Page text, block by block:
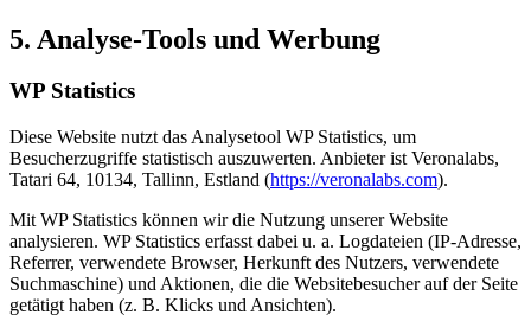
5. Analyse-Tools und Werbung
WP Statistics
Diese Website nutzt das Analysetool WP Statistics, um
Besucherzugriffe statistisch auszuwerten. Anbieter ist Veronalabs,
Tatari 64, 10134, Tallinn, Estland (https://veronalabs.com).
Mit WP Statistics können wir die Nutzung unserer Website
analysieren. WP Statistics erfasst dabei u. a. Logdateien (IP-Adresse,
Referrer, verwendete Browser, Herkunft des Nutzers, verwendete
Suchmaschine) und Aktionen, die die Websitebesucher auf der Seite
getätigt haben (z. B. Klicks und Ansichten).